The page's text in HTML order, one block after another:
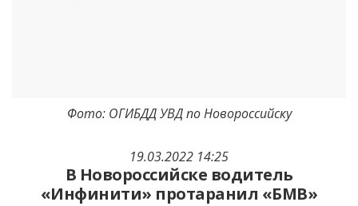
19.03.2022 14:25
В Новороссийске водитель
«Инфинити» протаранил «БМВ»
Фото: ОГИБДД УВД по Новороссийску